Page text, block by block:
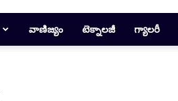
వాణిజ్యం టెక్నాలజీ గ్యాలరీ